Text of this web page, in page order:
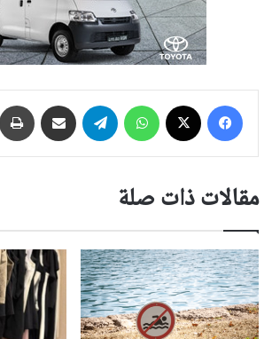
فيسبوك واتساب تيلقرام مشاركة عبر البريد
مقالات ذات صلة